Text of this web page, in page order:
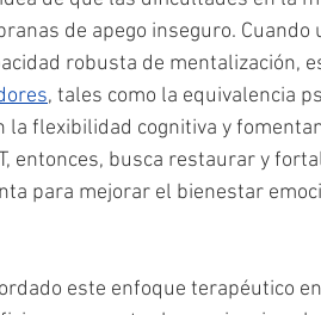
de apego inseguro.
robusta de mentalización,
, tales como la equivalencia
la flexibilidad cognitiva y
entonces, busca restaurar y
para mejorar el bienestar
este enfoque terapéutico